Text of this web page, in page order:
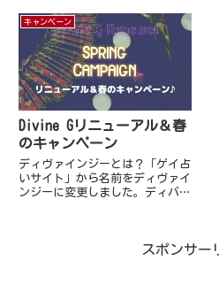
キャンペーン
Divine Gリニューアル＆春
のキャンペーン
ディヴァインジーとは？「ゲイ占
いサイト」から名前をディヴァイ
ンジーに変更しました。ディバイ
い」「すてきな」という意味合い
スポンサー